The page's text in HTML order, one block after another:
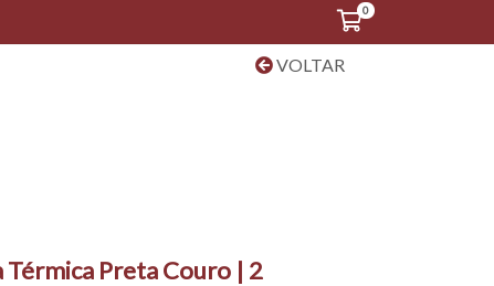
0
VOLTAR
Térmica Preta Couro | 2